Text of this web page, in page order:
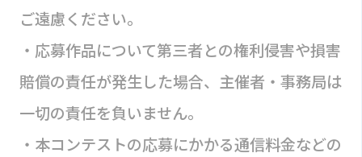
ご遠慮ください。
・応募作品について第三者との権利侵害や損害
賠償の責任が発生した場合、主催者・事務局は
一切の責任を負いません。
・本コンテストの応募にかかる通信料金などの